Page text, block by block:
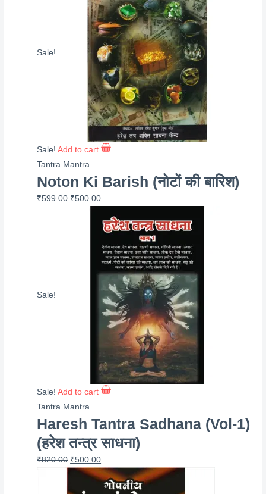
Sale!
Sale! Add to cart
Tantra Mantra
Noton Ki Barish (नोटों की बारिश)
₹599.00 Original
₹500.00Current
is:
Sale!
Sale! Add to cart
Tantra Mantra
Haresh Tantra Sadhana (Vol-1)
(हरेश तन्त्र साधना)
₹820.00 Original
price
was:
₹500.00Current
price
is: